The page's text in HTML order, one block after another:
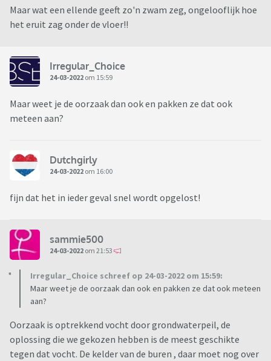
Maar wat een ellende geeft zo'n zwam zeg, ongelooflijk hoe
het eruit zag onder de vloer!!
Irregular_Choice
24-03-2022 om 15:59
Maar weet je de oorzaak dan ook en pakken ze dat ook
meteen aan?
Dutchgirly
24-03-2022 om 16:00
fijn dat het in ieder geval snel wordt opgelost!
sammie500
24-03-2022 om 21:53
Irregular_Choice schreef op 24-03-2022 om 15:59:
Maar weet je de oorzaak dan ook en pakken ze dat ook meteen
aan?
Oorzaak is optrekkend vocht door grondwaterpeil, de
oplossing die we gekozen hebben is de meest geschikte
tegen dat vocht. De kelder van de buren , daar moet nog over